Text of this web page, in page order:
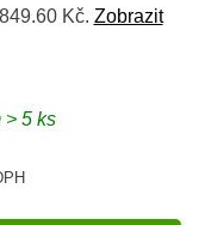
Kč. Zobrazit
> 5 ks